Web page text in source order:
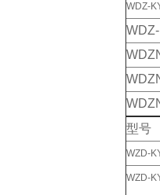
WDZ-
型号
WZD-
WZD-